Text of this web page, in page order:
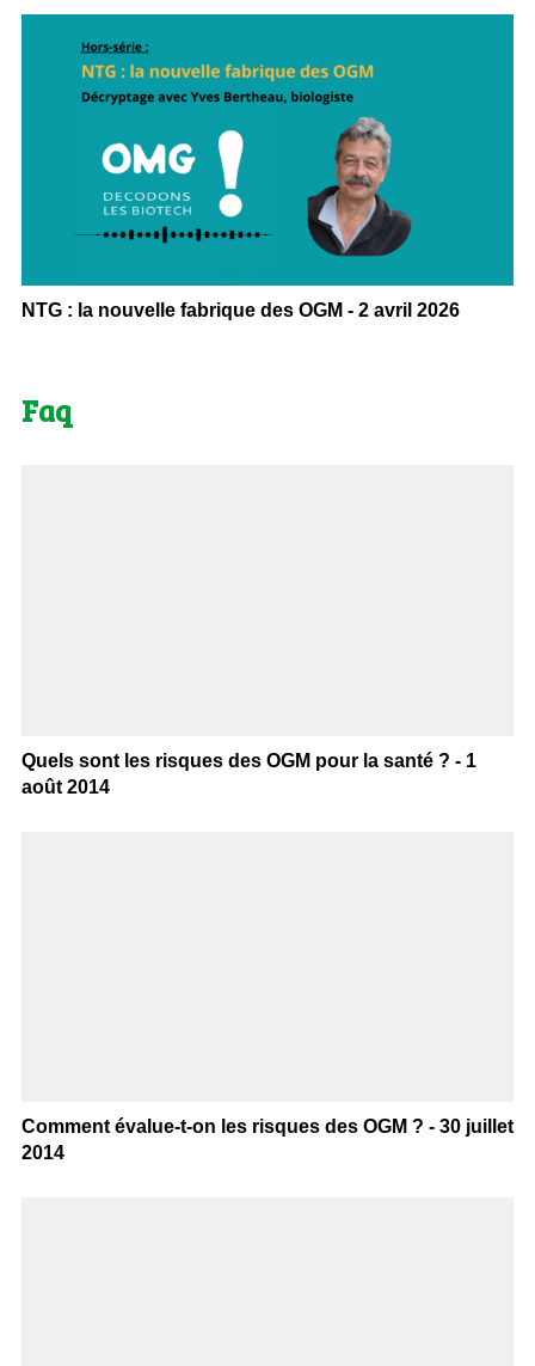
NTG : la nouvelle fabrique des OGM - 2 avril 2026
Faq
Quels sont les risques des OGM pour la santé ? - 1
août 2014
Comment évalue-t-on les risques des OGM ? - 30 juillet
2014